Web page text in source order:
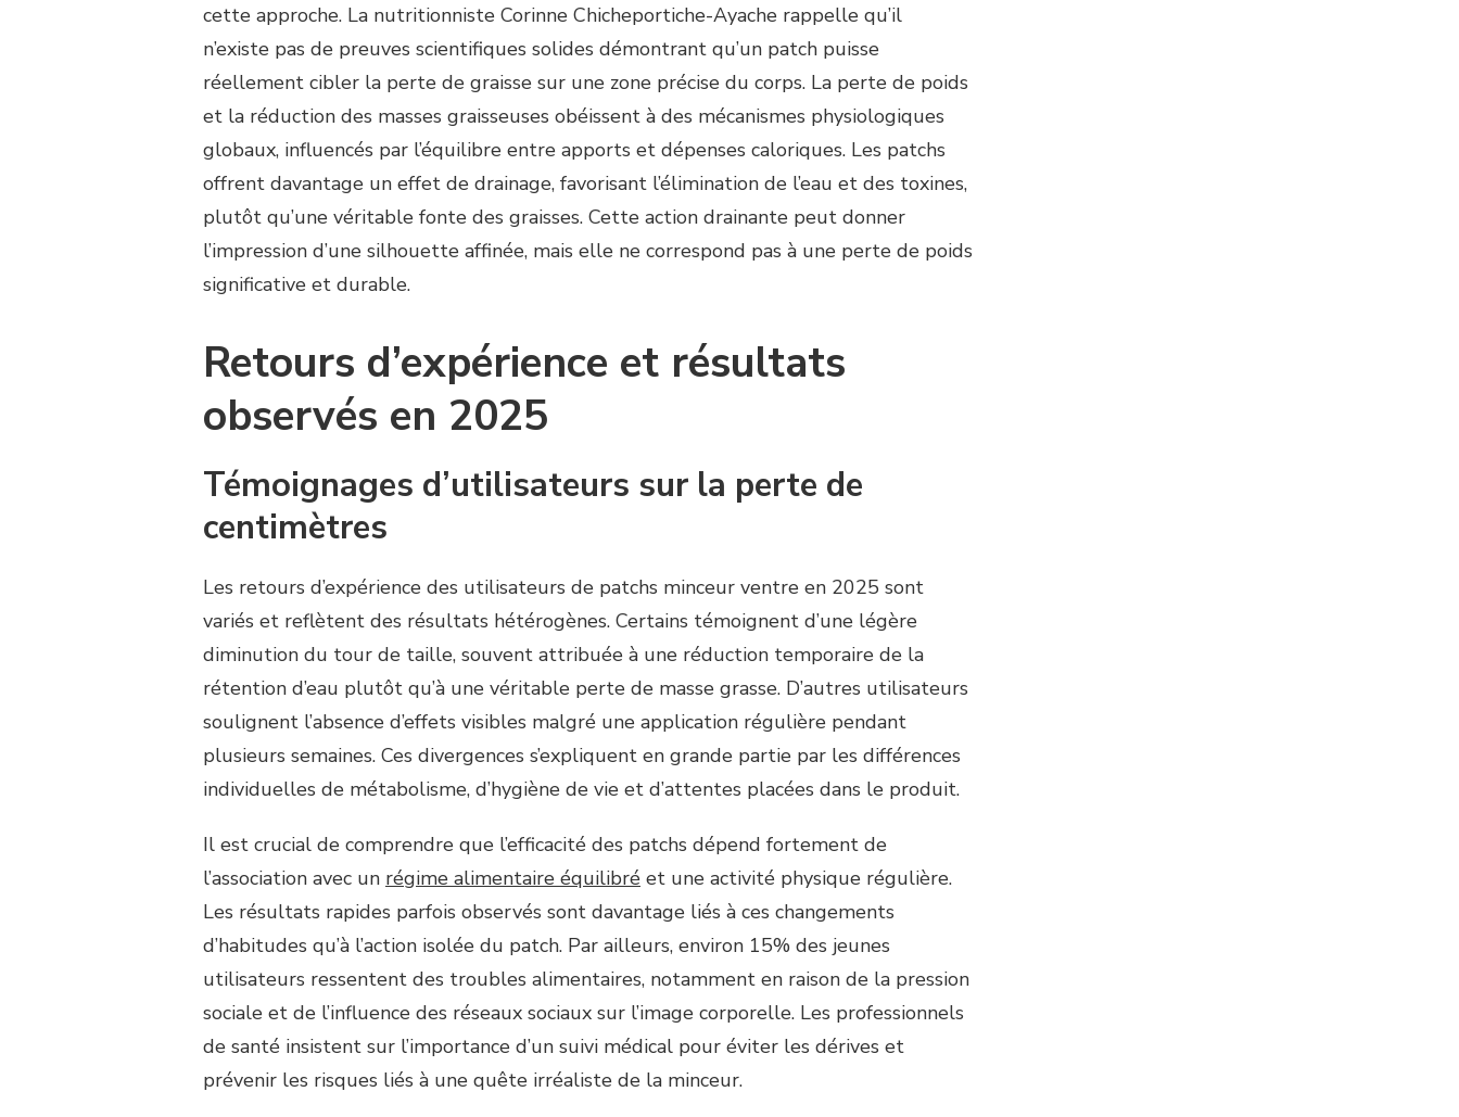
cette approche. La nutritionniste Corinne Chicheportiche-Ayache rappelle qu’il
n’existe pas de preuves scientifiques solides démontrant qu’un patch puisse
réellement cibler la perte de graisse sur une zone précise du corps. La perte de poids
et la réduction des masses graisseuses obéissent à des mécanismes physiologiques
globaux, influencés par l’équilibre entre apports et dépenses caloriques. Les patchs
offrent davantage un effet de drainage, favorisant l’élimination de l’eau et des toxines,
plutôt qu’une véritable fonte des graisses. Cette action drainante peut donner
l’impression d’une silhouette affinée, mais elle ne correspond pas à une perte de poids
significative et durable.
Retours d’expérience et résultats
observés en 2025
Témoignages d’utilisateurs sur la perte de
centimètres
Les retours d’expérience des utilisateurs de patchs minceur ventre en 2025 sont
variés et reflètent des résultats hétérogènes. Certains témoignent d’une légère
diminution du tour de taille, souvent attribuée à une réduction temporaire de la
rétention d’eau plutôt qu’à une véritable perte de masse grasse. D’autres utilisateurs
soulignent l’absence d’effets visibles malgré une application régulière pendant
plusieurs semaines. Ces divergences s’expliquent en grande partie par les différences
individuelles de métabolisme, d’hygiène de vie et d’attentes placées dans le produit.
Il est crucial de comprendre que l’efficacité des patchs dépend fortement de
l’association avec un régime alimentaire équilibré et une activité physique régulière.
Les résultats rapides parfois observés sont davantage liés à ces changements
d’habitudes qu’à l’action isolée du patch. Par ailleurs, environ 15% des jeunes
utilisateurs ressentent des troubles alimentaires, notamment en raison de la pression
sociale et de l’influence des réseaux sociaux sur l’image corporelle. Les professionnels
de santé insistent sur l’importance d’un suivi médical pour éviter les dérives et
prévenir les risques liés à une quête irréaliste de la minceur.